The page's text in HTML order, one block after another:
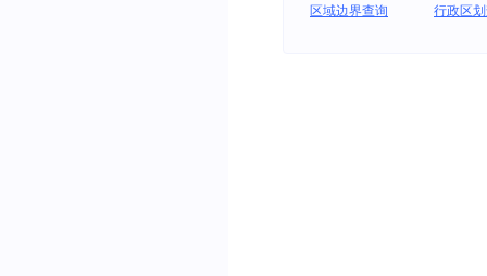
区域边界查询 行政区